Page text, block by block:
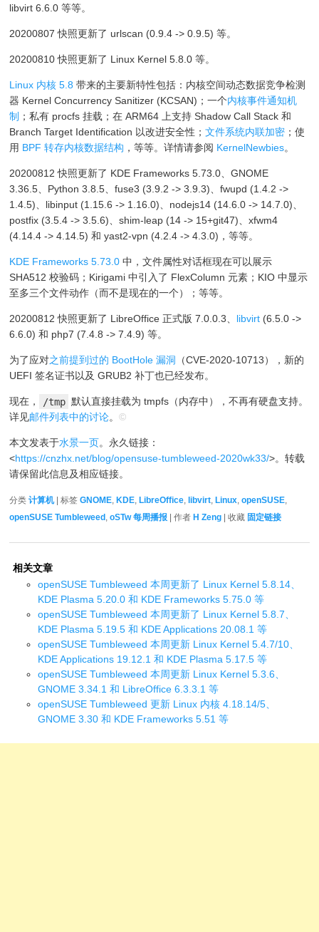
libvirt 6.6.0 等等。
20200807 快照更新了 urlscan (0.9.4 -> 0.9.5) 等。
20200810 快照更新了 Linux Kernel 5.8.0 等。
Linux 内核 5.8 带来的主要新特性包括：内核空间动态数据竞争检测
器 Kernel Concurrency Sanitizer (KCSAN)；一个内核事件通知机
制 ；私有 procfs 挂载；在 ARM64 上支持 Shadow Call Stack 和
Branch Target Identification 以改进安全性；文件系统内联加密 ；使
用 BPF 转存内核数据结构 ，等等。详情请参阅 KernelNewbies。
20200812 快照更新了 KDE Frameworks 5.73.0、GNOME
3.36.5、Python 3.8.5、fuse3 (3.9.2 -> 3.9.3)、fwupd (1.4.2 ->
1.4.5)、libinput (1.15.6 -> 1.16.0)、nodejs14 (14.6.0 -> 14.7.0)、
postfix (3.5.4 -> 3.5.6)、shim-leap (14 -> 15+git47)、xfwm4
(4.14.4 -> 4.14.5) 和 yast2-vpn (4.2.4 -> 4.3.0)，等等。
KDE Frameworks 5.73.0 中，文件属性对话框现在可以展示
SHA512 校验码；Kirigami 中引入了 FlexColumn 元素；KIO 中显示
至多三个文件动作（而不是现在的一个）；等等。
20200812 快照更新了 LibreOffice 正式版 7.0.0.3、 libvirt (6.5.0 ->
6.6.0) 和 php7 (7.4.8 -> 7.4.9) 等。
为了应对之前提到过的 BootHole 漏洞 （CVE-2020-10713），新的
UEFI 签名证书以及 GRUB2 补丁也已经发布。
现在， /tmp 默认直接挂载为 tmpfs（内存中），不再有硬盘支持。
详见邮件列表中的讨论。©
本文发表于水景一页。永久链接：
<https://cnzhx.net/blog/opensuse-tumbleweed-2020wk33/>。转载
请保留此信息及相应链接。
分类计算机| 标签GNOME, KDE, LibreOffice, libvirt, Linux,openSUSE,
openSUSE Tumbleweed ,oSTw 每周播报 | 作者 H Zeng | 收藏 固定链接
相关文章
openSUSE Tumbleweed 本周更新了 Linux Kernel 5.8.14、
KDE Plasma 5.20.0 和 KDE Frameworks 5.75.0 等
openSUSE Tumbleweed 本周更新了 Linux Kernel 5.8.7、
KDE Plasma 5.19.5 和 KDE Applications 20.08.1 等
openSUSE Tumbleweed 本周更新 Linux Kernel 5.4.7/10、
KDE Applications 19.12.1 和 KDE Plasma 5.17.5 等
openSUSE Tumbleweed 本周更新 Linux Kernel 5.3.6、
GNOME 3.34.1 和 LibreOffice 6.3.3.1 等
openSUSE Tumbleweed 更新 Linux 内核 4.18.14/5、
GNOME 3.30 和 KDE Frameworks 5.51 等